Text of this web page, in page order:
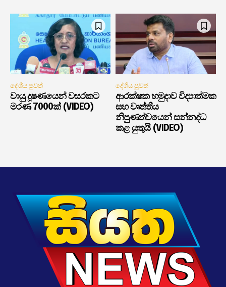
දේශීය පුවත්
වායු දූෂණයෙන් වසරකට
මරණ 7000ක් (VIDEO)
දේශීය පුවත්
ආරක්ෂක හමුදාව විද්‍යාත්මක
සහ වෘත්තීය
නිපුණත්වයෙන් සන්නද්ධ
කළ යුතුයි (VIDEO)